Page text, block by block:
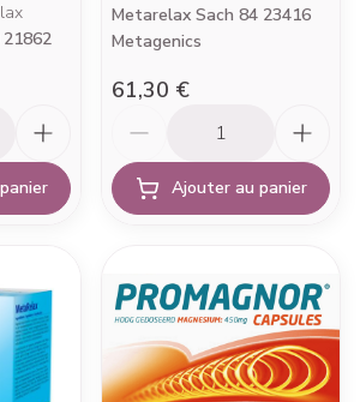
Metarelax Sach 84 23416
Metagenics
61,30 €
Ajouter au panier